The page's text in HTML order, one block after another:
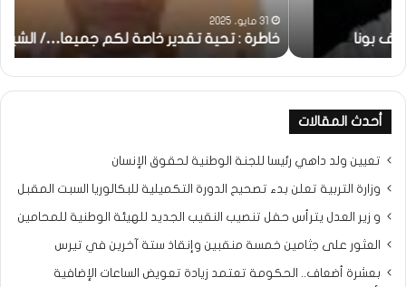
التراد
محمد
31 مايو، 2025
خاطرة : تحية تقدير خاصة لكم جميعا…/ الشيخ التراد محمد
أحدث المقالات
تعيين ولد داهي رئيسا للجنة الوطنية لحقوق الإنسان
وزارة التربية تعلن بدء تصحيح الدورة التكميلية للبكالوريا السبت المقبل
و زير العدل يترأس حفل تنصيب النقيب الجديد للهيئة الوطنية للمحامين
العثور على جثامين خمسة منقبين وإنقاذ ستة آخرين في تيرس
بعشرة أضعاف.. الحكومة تعتمد زيادة تعويض الساعات الإضافية